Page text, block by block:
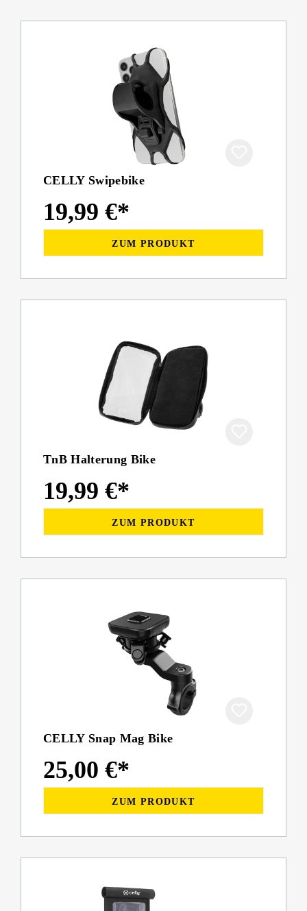
CELLY Swipebike
19,99 €*
ZUM PRODUKT
TnB Halterung Bike
19,99 €*
ZUM PRODUKT
CELLY Snap Mag Bike
25,00 €*
ZUM PRODUKT